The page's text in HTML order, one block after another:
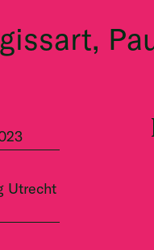
Utrecht